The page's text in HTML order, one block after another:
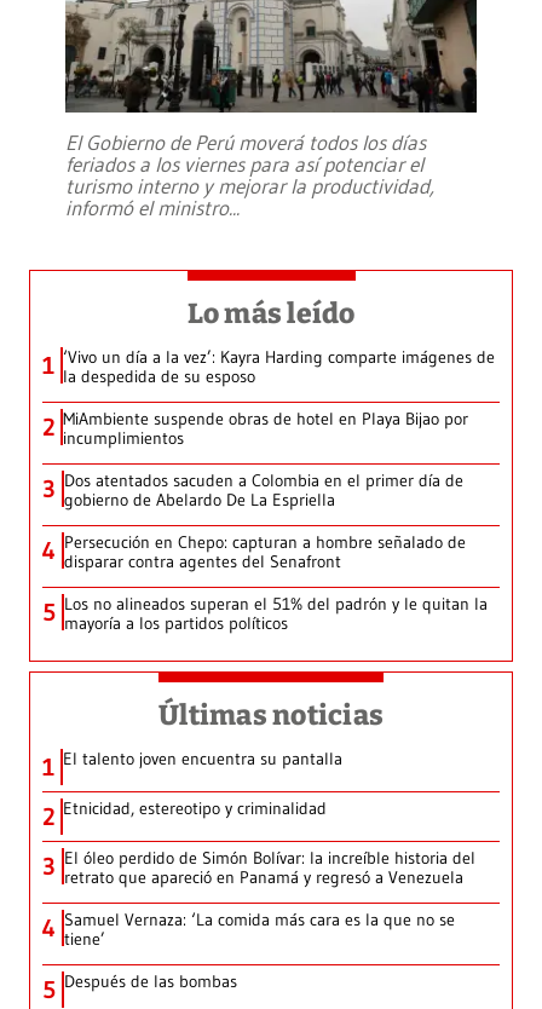
El Gobierno de Perú moverá todos los días
feriados a los viernes para así potenciar el
turismo interno y mejorar la productividad,
informó el ministro...
Lo más leído
1 ‘Vivo un día a la vez’: Kayra Harding comparte imágenes de
la despedida de su esposo
2 MiAmbiente suspende obras de hotel en Playa Bijao por
incumplimientos
3 Dos atentados sacuden a Colombia en el primer día de
gobierno de Abelardo De La Espriella
4 Persecución en Chepo: capturan a hombre señalado de
disparar contra agentes del Senafront
5 Los no alineados superan el 51% del padrón y le quitan la
mayoría a los partidos políticos
Últimas noticias
1 El talento joven encuentra su pantalla​
2 Etnicidad, estereotipo y criminalidad
3 El óleo perdido de Simón Bolívar: la increíble historia del
retrato que apareció en Panamá y regresó a Venezuela
4 Samuel Vernaza: ‘La comida más cara es la que no se
tiene’
5 Después de las bombas